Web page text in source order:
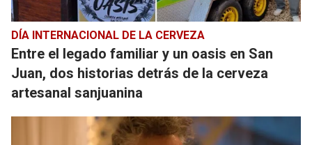
DÍA INTERNACIONAL DE LA CERVEZA
Entre el legado familiar y un oasis en San
Juan, dos historias detrás de la cerveza
artesanal sanjuanina